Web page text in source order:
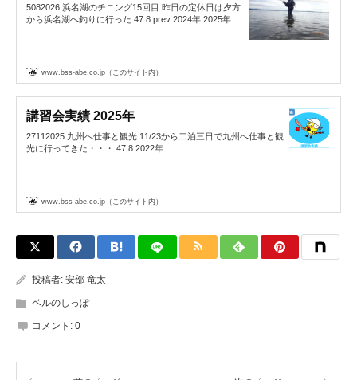
5082026 浜名湖のチニング15回目 昨日の定休日は夕方
から浜名湖へ釣りに行った 47 8 prev 2024年 2025年 ...
www.bss-abe.co.jp（このサイト内）
講習会実績 2025年
27112025 九州へ仕事と観光 11/23から二泊三日で九州へ仕事と観
光に行ってきた・・・ 47 8 2022年 ...
www.bss-abe.co.jp（このサイト内）
投稿者: 安部 竜太
ベルのしっぽ
コメント: 0